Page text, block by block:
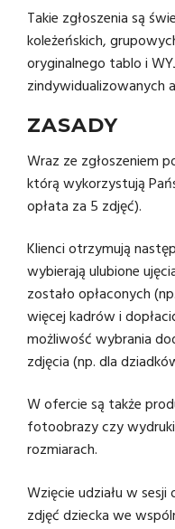
Takie zgłoszenia są
koleżeńskich,
oryginalnego tablo i
zindywidualizowanych
ZASADY
Wraz ze zgłoszeniem
którą wykorzystują
opłata za 5 zdjęć).
Klienci otrzymują
wybierają ulubione
zostało opłaconych
więcej kadrów i
możliwość wybrania
zdjęcia (np. dla
W ofercie są także
fotoobrazy czy
rozmiarach.
Wzięcie udziału w
zdjęć dziecka we